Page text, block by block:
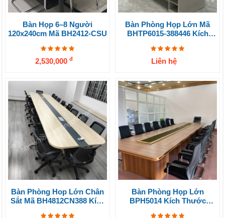
Bàn Họp 6–8 Người
120x240cm Mã BH2412-CSU
2,530,000 đ
Bàn Phòng Họp Lớn Mã
BHTP6015-388446 Kích
Liên hệ
Bàn Phòng Hop Lớn Chân
Sắt Mã BH4812CN388 Kích
Bàn Phòng Họp Lớn
BPH5014 Kích Thước